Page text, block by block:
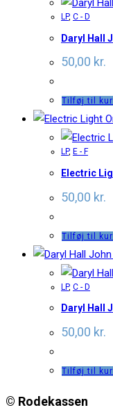
LP, C - D
Daryl Hall
50,00 kr.
Tilføj til
LP, E - F
Electric
50,00 kr.
Tilføj til
LP, C - D
Daryl Hall
50,00 kr.
Tilføj til
© Rodekassen